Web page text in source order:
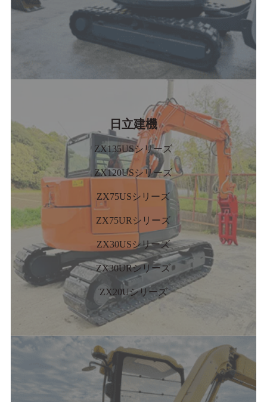
日立建機
ZX135USシリーズ
ZX120USシリーズ
ZX75USシリーズ
ZX75URシリーズ
ZX30USシリーズ
ZX30URシリーズ
ZX20Uシリーズ